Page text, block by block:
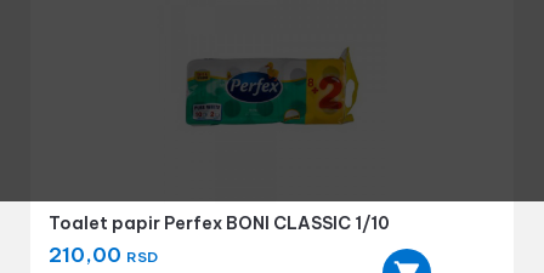
Toalet papir Perfex BONI CLASSIC 1/10
210,00 RSD